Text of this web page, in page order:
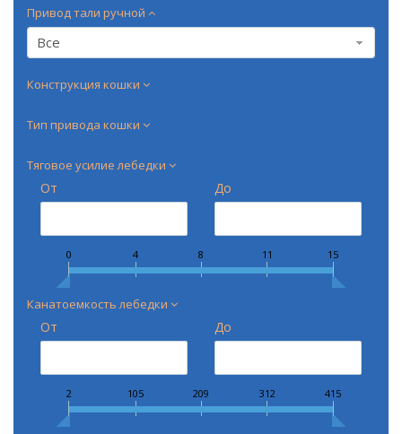
Привод тали ручной
Все
Конструкция кошки
Тип привода кошки
Тяговое усилие лебедки
От До
0 4 8 11 15
Канатоемкость лебедки
От До
2 105 209 312 415